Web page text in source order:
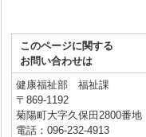
このページに関する
お問い合わせは
健康福祉部 福祉課
〒869-1192
菊陽町大字久保田2800番地
電話：096-232-4913